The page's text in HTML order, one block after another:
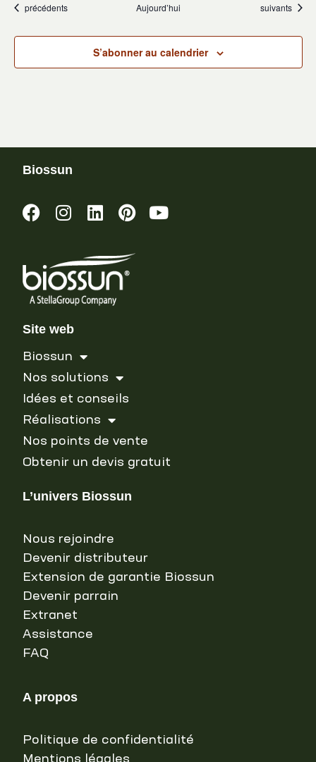
Évènements
précédents Aujourd’hui Évènements
suivants
S’abonner au calendrier
Biossun
Site web
Biossun
Nos solutions
Idées et conseils
Réalisations
Nos points de vente
Obtenir un devis gratuit
L’univers Biossun
Nous rejoindre
Devenir distributeur
Extension de garantie Biossun
Devenir parrain
Extranet
Assistance
FAQ
A propos
Politique de confidentialité
Mentions légales